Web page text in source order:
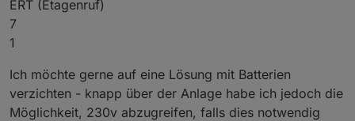
ERT (Etagenruf)
7
1
Ich möchte gerne auf eine Lösung mit Batterien
verzichten - knapp über der Anlage habe ich jedoch die
Möglichkeit, 230v abzugreifen, falls dies notwendig